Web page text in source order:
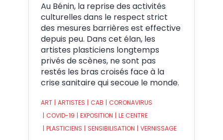
Au Bénin, la reprise des activités
culturelles dans le respect strict
des mesures barrières est effective
depuis peu. Dans cet élan, les
artistes plasticiens longtemps
privés de scènes, ne sont pas
restés les bras croisés face à la
crise sanitaire qui secoue le monde.
ART | ARTISTES | CAB | CORONAVIRUS
| COVID-19 | EXPOSITION | LE CENTRE
| PLASTICIENS | SENSIBILISATION | VERNISSAGE